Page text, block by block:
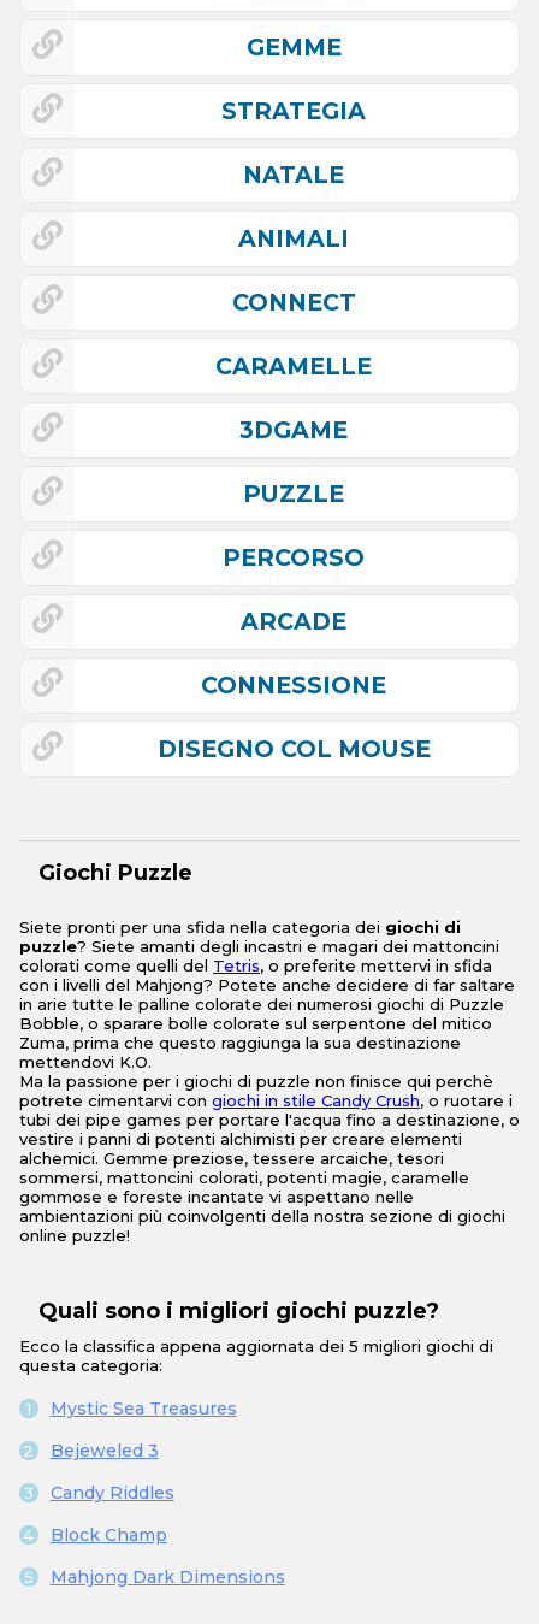
GEMME
STRATEGIA
NATALE
ANIMALI
CONNECT
CARAMELLE
3DGAME
PUZZLE
PERCORSO
ARCADE
CONNESSIONE
DISEGNO COL MOUSE
Giochi Puzzle
Siete pronti per una sfida nella categoria dei giochi di
puzzle? Siete amanti degli incastri e magari dei mattoncini
colorati come quelli del Tetris, o preferite mettervi in sfida
con i livelli del Mahjong? Potete anche decidere di far saltare
in arie tutte le palline colorate dei numerosi giochi di Puzzle
Bobble, o sparare bolle colorate sul serpentone del mitico
Zuma, prima che questo raggiunga la sua destinazione
mettendovi K.O.
Ma la passione per i giochi di puzzle non finisce qui perchè
potrete cimentarvi con giochi in stile Candy Crush, o ruotare i
tubi dei pipe games per portare l'acqua fino a destinazione, o
vestire i panni di potenti alchimisti per creare elementi
alchemici. Gemme preziose, tessere arcaiche, tesori
sommersi, mattoncini colorati, potenti magie, caramelle
gommose e foreste incantate vi aspettano nelle
ambientazioni più coinvolgenti della nostra sezione di giochi
online puzzle!
Quali sono i migliori giochi puzzle?
Ecco la classifica appena aggiornata dei 5 migliori giochi di
questa categoria:
Mystic Sea Treasures
Bejeweled 3
Candy Riddles
Block Champ
Mahjong Dark Dimensions